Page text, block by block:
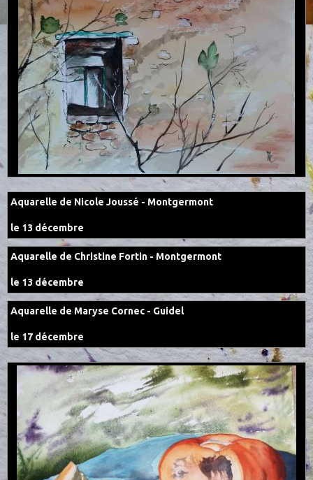
Aquarelle de Nicole Joussé - Montgermont
le 13 décembre
Aquarelle de Christine Fortin - Montgermont
le 13 décembre
Aquarelle de Maryse Cornec - Guidel
le 17 décembre